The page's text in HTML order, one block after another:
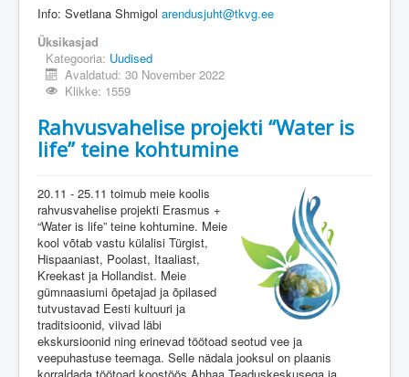
Info: Svetlana Shmigol arendusjuht@tkvg.ee
Üksikasjad
Kategooria: Uudised
Avaldatud: 30 November 2022
Klikke: 1559
Rahvusvahelise projekti “Water is
life” teine ​​kohtumine
20.11 - 25.11 toimub meie koolis
rahvusvahelise projekti Erasmus +
“Water is life” teine ​​kohtumine. Meie
kool võtab vastu külalisi Türgist,
Hispaaniast, Poolast, Itaaliast,
Kreekast ja Hollandist. Meie
gümnaasiumi õpetajad ja õpilased
tutvustavad Eesti kultuuri ja
traditsioonid, viivad läbi
ekskursioonid ning erinevad töötoad seotud vee ja
veepuhastuse teemaga. Selle nädala jooksul on plaanis